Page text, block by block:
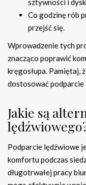
sztywności i
Co godzinę rób
przejść się.
Wprowadzenie tych
znacząco poprawić
kręgosłupa. Pamiętaj,
dostosować
Jakie są
Podparcie lędźwiowe
komfortu podczas
długotrwałej pracy